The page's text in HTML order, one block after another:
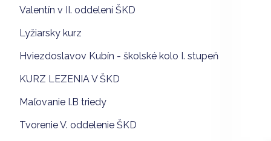
Valentín v II. oddelení ŠKD
Lyžiarsky kurz
Hviezdoslavov Kubín - školské kolo I. stupeň
KURZ LEZENIA V ŠKD
Maľovanie I.B triedy
Tvorenie V. oddelenie ŠKD